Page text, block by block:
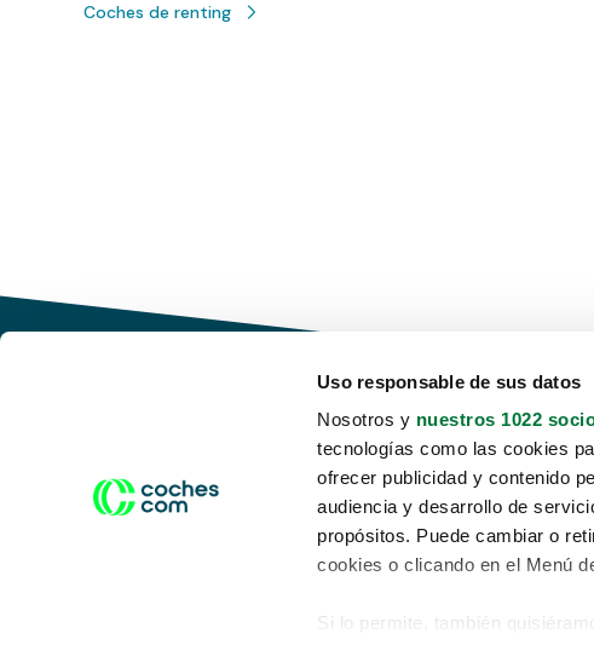
Uso responsable de sus datos
Nosotros y nuestros 1022
tecnologías como las cookies
ofrecer publicidad y contenido
audiencia y desarrollo de
propósitos. Puede cambiar o
cookies o clicando en el Menú
Si lo permite, también
Coches de renting
Conduce tu futuro,
desata tu movilidad